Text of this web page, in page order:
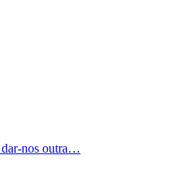
dar-nos outra…